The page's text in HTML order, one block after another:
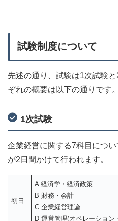
試験制度について
先述の通り、試験は1次試験
ぞれの概要は以下の通りです。
1次試験
企業経営に関する7科目につ
が2日間かけて行われます。
初日
A 経済学・経済政策
B 財務・会計
C 企業経営理論
D 運営管理(オペレーション